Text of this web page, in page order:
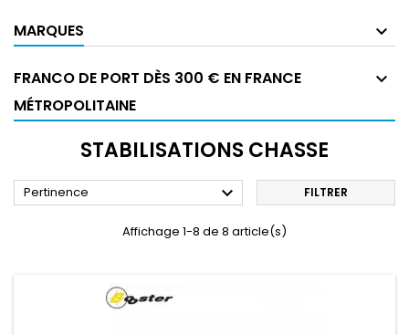
MARQUES
FRANCO DE PORT DÈS 300 € EN FRANCE
MÉTROPOLITAINE
STABILISATIONS CHASSE
Pertinence  FILTRER
Affichage 1-8 de 8 article(s)